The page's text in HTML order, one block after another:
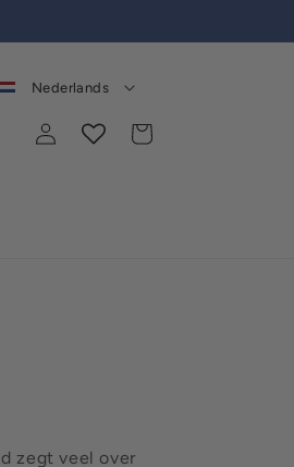
Nederlands
Inloggen Winkelwagen
zegt veel over